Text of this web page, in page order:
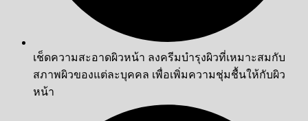
เช็ดความสะอาดผิวหน้า ลงครีมบำรุงผิวที่เหมาะสมกับ
สภาพผิวของแต่ละบุคคล เพื่อเพิ่มความชุ่มชื้นให้กับผิว
หน้า